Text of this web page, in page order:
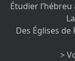
Étudier
Des Églises de
>